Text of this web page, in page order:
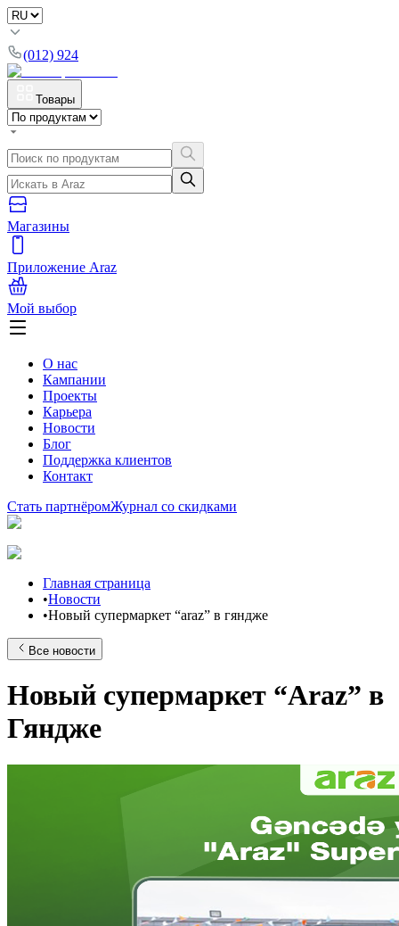
(012) 924
Товары
Магазины
Приложение Araz
Мой выбор
О нас
Кампании
Проекты
Карьера
Новости
Блог
Поддержка клиентов
Контакт
Стать партнёромЖурнал со скидками
Главная страница
•Новости
•Новый супермаркет “araz” в гяндже
Все новости
Новый супермаркет “Araz” в
Гяндже